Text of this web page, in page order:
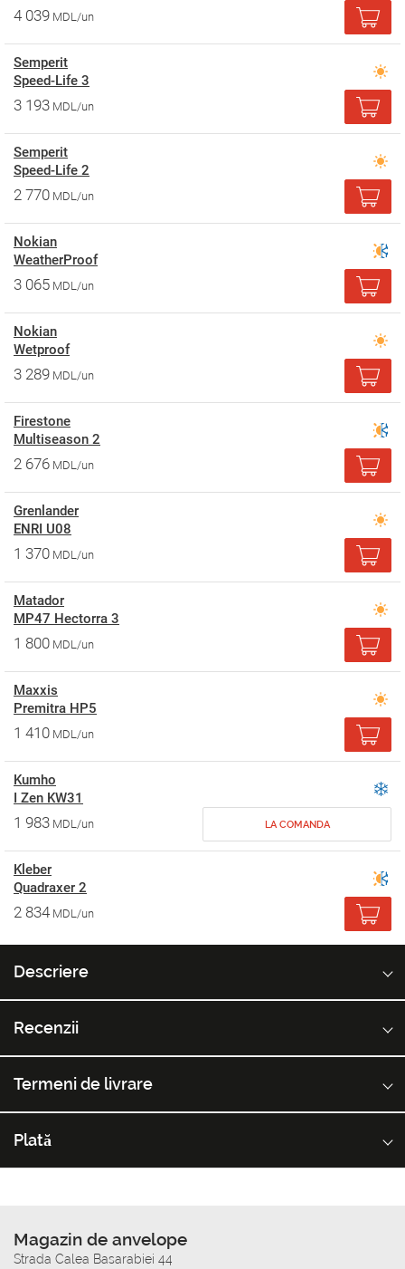
4 039 MDL/un
Semperit
Speed-Life 3
3 193 MDL/un
Semperit
Speed-Life 2
2 770 MDL/un
Nokian
WeatherProof
3 065 MDL/un
Nokian
Wetproof
3 289 MDL/un
Firestone
Multiseason 2
2 676 MDL/un
Grenlander
ENRI U08
1 370 MDL/un
Matador
MP47 Hectorra 3
1 800 MDL/un
Maxxis
Premitra HP5
1 410 MDL/un
Kumho
I Zen KW31
1 983 MDL/un LA COMANDA
Kleber
Quadraxer 2
2 834 MDL/un
Descriere
Recenzii
Termeni de livrare
Plată
Magazin de anvelope
Strada Calea Basarabiei 44